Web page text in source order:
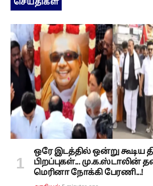
செய்திகள்
ஒரே இடத்தில் ஒன்று கூடிய
பிறப்புகள்...
மெரினா நோக்கி பேரணி...!